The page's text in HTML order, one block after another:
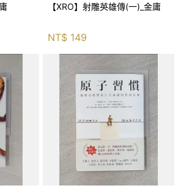
【XRO】射雕英雄傳(一)_金庸
NT$ 149